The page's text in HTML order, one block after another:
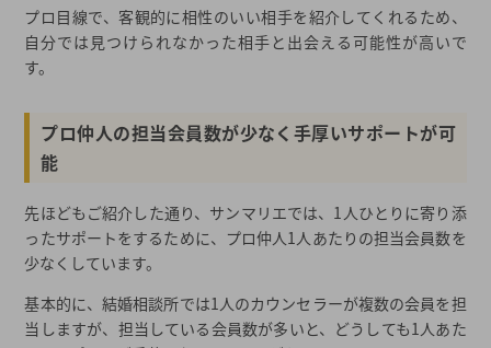
プロ目線で、客観的に相性のいい相手を紹介してくれるため、
自分では見つけられなかった相手と出会える可能性が高いで
す。
プロ仲人の担当会員数が少なく手厚いサポートが可
能
先ほどもご紹介した通り、サンマリエでは、1人ひとりに寄り添
ったサポートをするために、プロ仲人1人あたりの担当会員数を
少なくしています。
基本的に、結婚相談所では1人のカウンセラーが複数の会員を担
当しますが、担当している会員数が多いと、どうしても1人あた